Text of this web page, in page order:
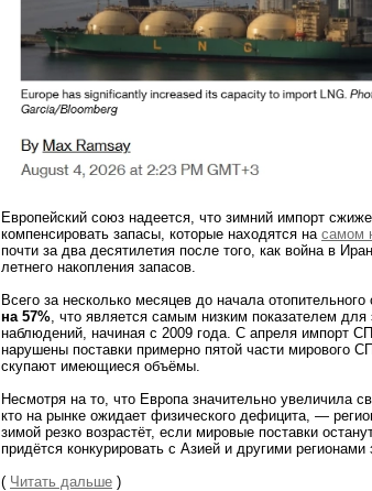
Европейский союз надеется, что зимний импорт
компенсировать запасы, которые находятся на самом
почти за два десятилетия после того, как война в
летнего накопления запасов.
Всего за несколько месяцев до начала отопительного
на 57% , что является самым низким показателем
наблюдений, начиная с 2009 года. С апреля импорт
нарушены поставки примерно пятой части мирового
скупают имеющиеся объёмы.
Несмотря на то, что Европа значительно увеличила
кто на рынке ожидает физического дефицита, —
зимой резко возрастёт, если мировые поставки
придётся конкурировать с Азией и другими регионами
( Читать дальше )